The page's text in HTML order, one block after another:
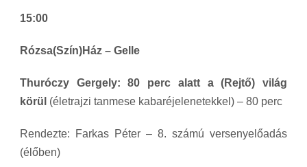
15:00
Rózsa(Szín)Ház – Gelle
Thuróczy Gergely: 80 perc alatt a (Rejtő) világ
körül (életrajzi tanmese kabaréjelenetekkel) – 80 perc
Rendezte: Farkas Péter – 8. számú versenyelőadás
(élőben)